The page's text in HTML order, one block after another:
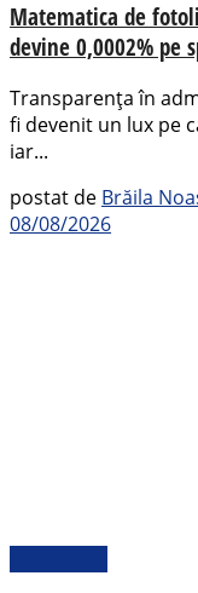
Matematica de
devine 0,0002% pe
Transparența în
fi devenit un lux pe
iar...
postat de Brăila
08/08/2026